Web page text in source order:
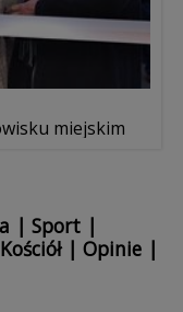
miejskim
| Sport |
Kościół| Opinie |